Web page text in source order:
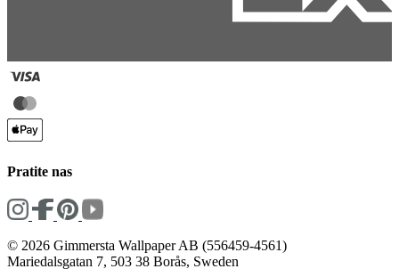
Pratite nas
© 2026 Gimmersta Wallpaper AB (556459-4561)
Mariedalsgatan 7, 503 38 Borås, Sweden